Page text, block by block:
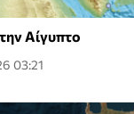
Αίγυπτο
03:21